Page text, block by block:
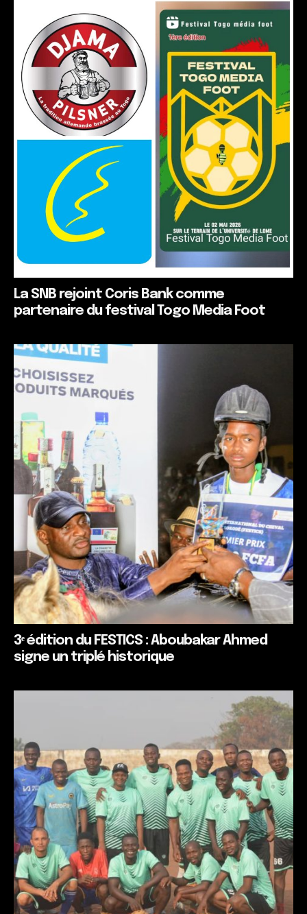
La SNB rejoint Coris Bank comme
partenaire du festival Togo Media Foot
3ᵉ édition du FESTICS : Aboubakar Ahmed
signe un triplé historique